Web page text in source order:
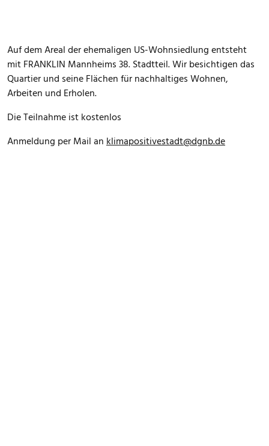
Auf dem Areal der ehemaligen US-Wohnsiedlung entsteht
mit FRANKLIN Mannheims 38. Stadtteil. Wir besichtigen das
Quartier und seine Flächen für nachhaltiges Wohnen,
Arbeiten und Erholen.
Die Teilnahme ist kostenlos
Anmeldung per Mail anklimapositivestadt@dgnb.de